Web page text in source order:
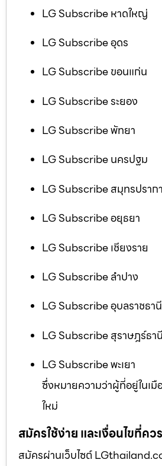
LG Subscribe หาดใหญ่
LG Subscribe อุดร
LG Subscribe ขอนแก่น
LG Subscribe ระยอง
LG Subscribe พัทยา
LG Subscribe นครปฐม
LG Subscribe สมุทรปราก
LG Subscribe อยุธยา
LG Subscribe เชียงราย
LG Subscribe ลำปาง
LG Subscribe อุบลราชธานี
LG Subscribe สุราษฎร์ธานี
LG Subscribe พะเยา
ซึ่งหมายความว่าผู้ที่อยู่ในเ
ใหม่
สมัครใช้ง่าย และเงื่อนไขที่คว
สมัครผ่านเว็บไซต์